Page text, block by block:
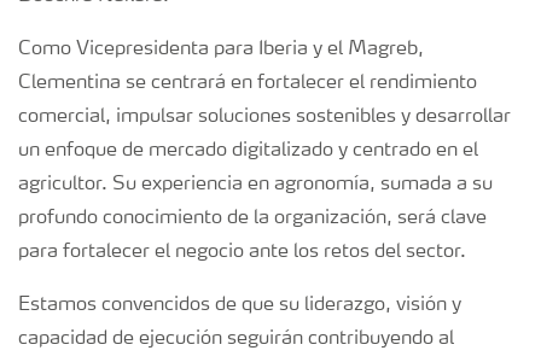
Como Vicepresidenta para Iberia y el Magreb,
Clementina se centrará en fortalecer el rendimiento
comercial, impulsar soluciones sostenibles y desarrollar
un enfoque de mercado digitalizado y centrado en el
agricultor. Su experiencia en agronomía, sumada a su
profundo conocimiento de la organización, será clave
para fortalecer el negocio ante los retos del sector.
Estamos convencidos de que su liderazgo, visión y
capacidad de ejecución seguirán contribuyendo al